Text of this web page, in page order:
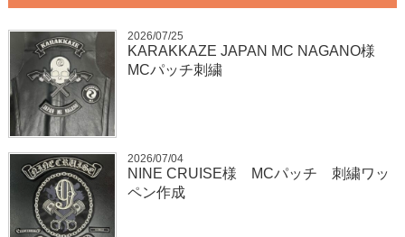
2026/07/25
KARAKKAZE JAPAN MC NAGANO様
MCパッチ刺繍
2026/07/04
NINE CRUISE様 MCパッチ 刺繍ワッ
ペン作成